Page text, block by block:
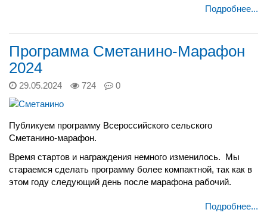
Подробнее...
Программа Сметанино-Марафон
2024
29.05.2024 724 0
Публикуем программу Всероссийского сельского
Сметанино-марафон.
Время стартов и награждения немного изменилось. Мы
стараемся сделать программу более компактной, так как в
этом году следующий день после марафона рабочий.
Подробнее...